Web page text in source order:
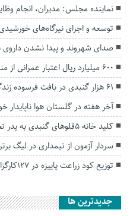
نماینده مجلس: مدیران، انجام
توسعه و اجرای نیرگاه‌های خورشیدی حمایتی ۵ کیلو
صدای شهروند و پیدا نشدن داروی
۶۰۰ میلیارد ریال اعتبار عمرانی از منابع ملی به گنبدکاووس تخصیص یافت
۶۱ هزار گنبدی در بافت‌ فرسوده زندگی می‌کنند
آخر هفته در گلستان هوا ناپایدار
کلید خانه 5قلوهای گنبدی به پدر تحویل شد
سردار آزمون از تیمداری در لیگ
توزیع کود زراعت پاییزه در ۱۲۷کارگزاری در استان گلستان
جديدترين ها